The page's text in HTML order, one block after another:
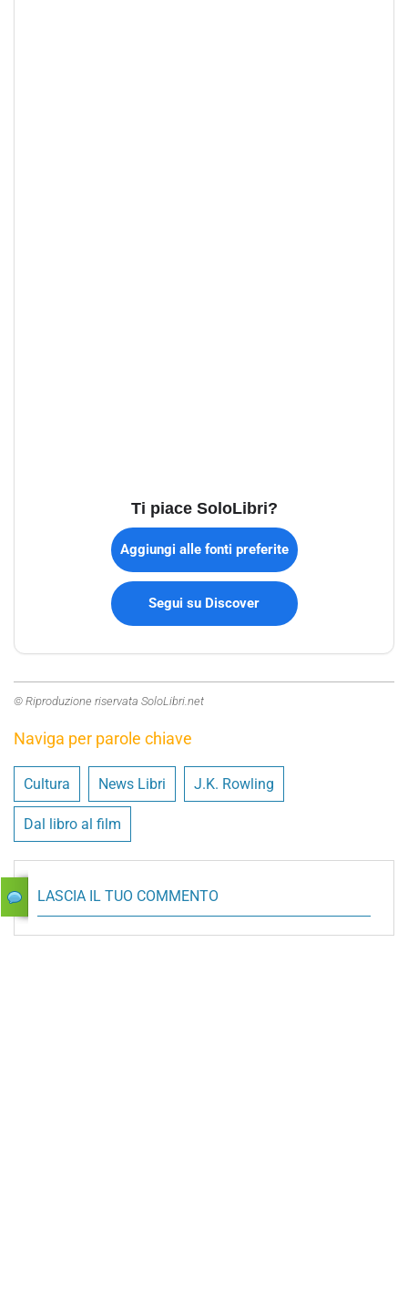
Ti piace SoloLibri?
Aggiungi alle fonti preferite
Segui su Discover
© Riproduzione riservata SoloLibri.net
Naviga per parole chiave
Cultura News Libri J.K. Rowling
Dal libro al film
LASCIA IL TUO COMMENTO